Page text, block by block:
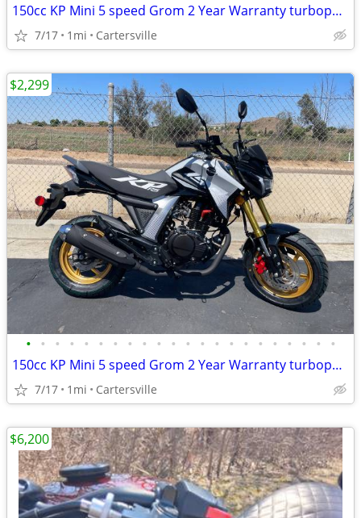
150cc KP Mini 5 speed Grom 2 Year Warranty turbopowersports
7/17 1mi Cartersville
• • • • • • • • • • • • • • • • • • • • • •
150cc KP Mini 5 speed Grom 2 Year Warranty turbopowersports
7/17 1mi Cartersville
$2,299
$6,200